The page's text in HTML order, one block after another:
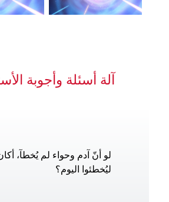
آلة أسئلة وأجوبة
لو أنّ آدم وحواء لم يُخطآ،
ليُخطئوا اليوم؟